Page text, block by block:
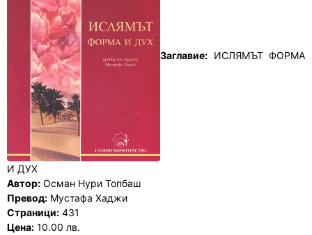
Заглавие: ИСЛЯМЪТ ФОРМА
И ДУХ
Автор: Осман Нури Топбаш
Превод: Мустафа Хаджи
Страници: 431
Цена: 10.00 лв.